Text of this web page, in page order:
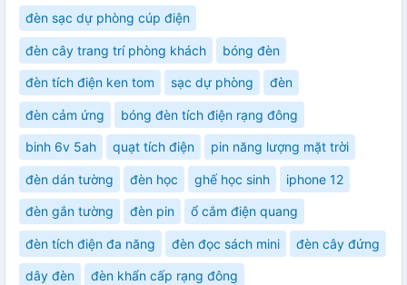
đèn sạc dự phòng cúp điện
đèn cây trang trí phòng khách bóng đèn
đèn tích điện ken tom sạc dự phòng đèn
đèn cảm ứng bóng đèn tích điện rạng đông
binh 6v 5ah quạt tích điện pin năng lượng mặt trời
đèn dán tường đèn học ghế học sinh iphone 12
đèn gắn tường đèn pin ổ cắm điện quang
đèn tích điện đa năng đèn đọc sách mini đèn cây đứng
dây đèn đèn khẩn cấp rạng đông